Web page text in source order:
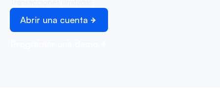
Abrir una cuenta